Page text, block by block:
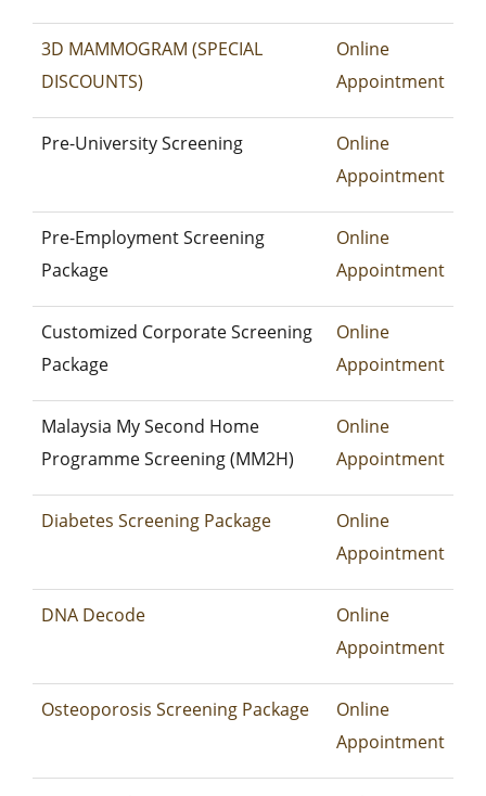
3D MAMMOGRAM (SPECIAL
DISCOUNTS)
Online
Appointment
Pre-University Screening
Online
Appointment
Pre-Employment Screening
Package
Online
Appointment
Customized Corporate Screening
Package
Online
Appointment
Malaysia My Second Home
Programme Screening (MM2H)
Online
Appointment
Diabetes Screening Package
Online
Appointment
DNA Decode
Online
Appointment
Osteoporosis Screening Package
Online
Appointment